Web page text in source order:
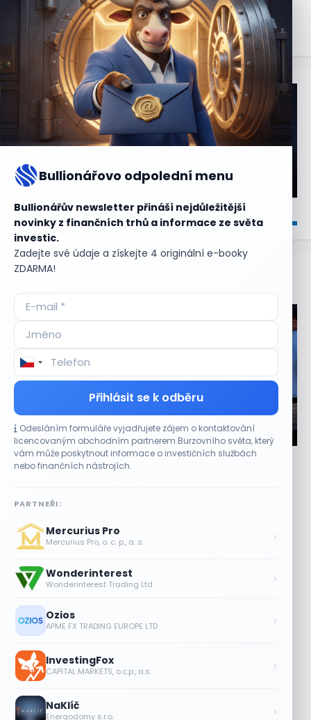
Bullionářovo odpolední menu
Bullionářův newsletter přináší nejdůležitější
novinky z finančních trhů a informace ze světa
investic.
Zadejte své údaje a získejte 4 originální e-booky
ZDARMA!
Přihlásit se k odběru
Odesláním formuláře vyjadřujete zájem o kontaktování
licencovaným obchodním partnerem Burzovního světa, který
vám může poskytnout informace o investičních službách
nebo finančních nástrojích.
PARTNEŘI:
Mercurius Pro
Mercurius Pro, o. c. p., a. s. ›
Wonderinterest
Wonderinterest Trading Ltd ›
Ozios
APME FX TRADING EUROPE LTD ›
InvestingFox
CAPITAL MARKETS, o.c.p., a.s. ›
NaKlíč
Energodomy s.r.o. ›
Aktuální
CO HÝBE TRHEM
Jalapeňová kauza tlačí akcie Chipotle níž.
Analytici ale zůstávají klidní
restaurací Chipotle Mexican Grill (CMG) ve čtvrtek
oslabovaly o 2,9 % a prodloužily...
Tesla míří na obrovský trh
samořiditelných aut. Akcie reagují
AT&T a Verizonu
6 SRPNA, 2026